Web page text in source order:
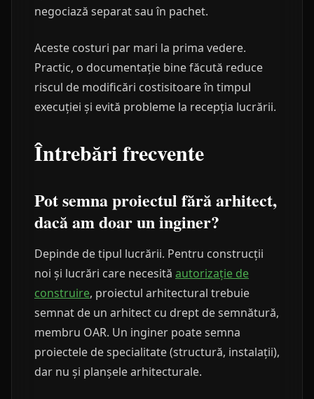
negociază separat sau în pachet.
Aceste costuri par mari la prima vedere.
Practic, o documentație bine făcută reduce
riscul de modificări costisitoare în timpul
execuției și evită probleme la recepția lucrării.
Întrebări frecvente
Pot semna proiectul fără arhitect,
dacă am doar un inginer?
Depinde de tipul lucrării. Pentru construcții
noi și lucrări care necesită autorizație de
construire, proiectul arhitectural trebuie
semnat de un arhitect cu drept de semnătură,
membru OAR. Un inginer poate semna
proiectele de specialitate (structură, instalații),
dar nu și planșele arhitecturale.